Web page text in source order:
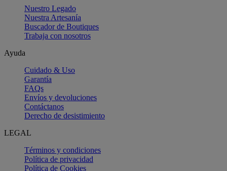
Nuestro Legado
Nuestra Artesanía
Buscador de Boutiques
Trabaja con nosotros
Ayuda
Cuidado & Uso
Garantía
FAQs
Envíos y devoluciones
Contáctanos
Derecho de desistimiento
LEGAL
Términos y condiciones
Política de privacidad
Política de Cookies